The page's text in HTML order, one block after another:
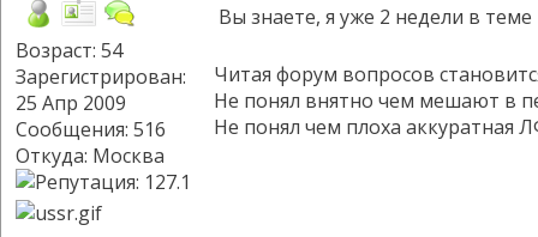
Возраст: 54
Зарегистрирован:
25 Апр 2009
Сообщения: 516
Откуда: Москва
Вы знаете, я уже 2 недели в
Читая форум вопросов
Не понял внятно чем мешают в
Не понял чем плоха аккуратная